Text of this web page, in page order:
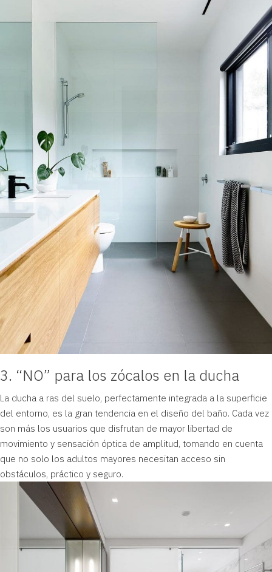
3. “NO” para los zócalos en la ducha
La ducha a ras del suelo, perfectamente integrada a la superficie
del entorno, es la gran tendencia en el diseño del baño. Cada vez
son más los usuarios que disfrutan de mayor libertad de
movimiento y sensación óptica de amplitud, tomando en cuenta
que no solo los adultos mayores necesitan acceso sin
obstáculos, práctico y seguro.